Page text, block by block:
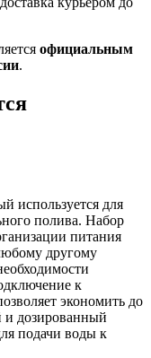
официальным
.
используется для
полива. Набор
питания
другому
к
экономить до
и дозированный
подачи воды к